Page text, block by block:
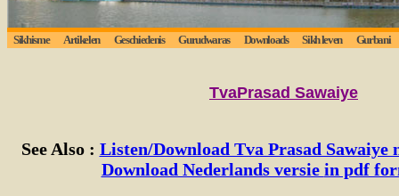
Sikhisme Artikelen Geschiedenis Gurudwaras Downloads Sikh leven Gurbani
TvaPrasad Sawaiye
See Also : Listen/Download Tva Prasad Sawaiye
Download Nederlands versie in pdf